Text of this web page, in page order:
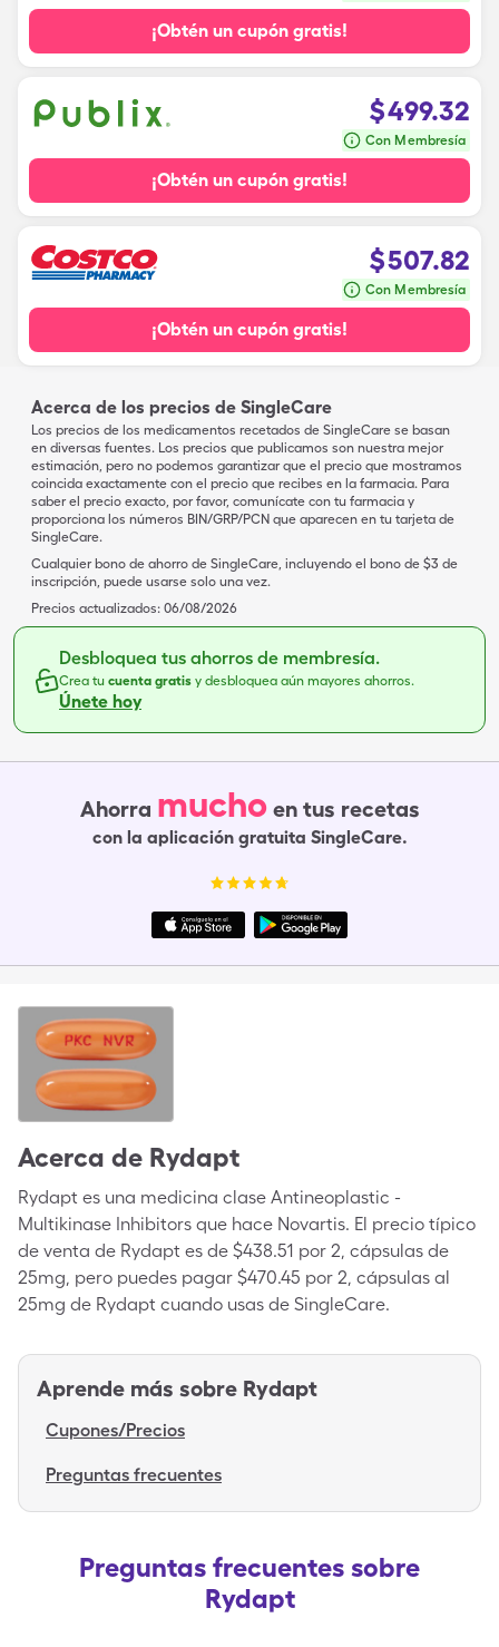
¡Obtén un cupón gratis!
$499.32
Con Membresía
¡Obtén un cupón gratis!
$507.82
Con Membresía
¡Obtén un cupón gratis!
Acerca de los precios de SingleCare
Los precios de los medicamentos recetados de SingleCare se basan
en diversas fuentes. Los precios que publicamos son nuestra mejor
estimación, pero no podemos garantizar que el precio que mostramos
coincida exactamente con el precio que recibes en la farmacia. Para
saber el precio exacto, por favor, comunícate con tu farmacia y
proporciona los números BIN/GRP/PCN que aparecen en tu tarjeta de
SingleCare.
Cualquier bono de ahorro de SingleCare, incluyendo el bono de $3 de
inscripción, puede usarse solo una vez.
Precios actualizados: 06/08/2026
Desbloquea tus ahorros de membresía.
Crea tu cuenta gratis y desbloquea aún mayores ahorros.
Únete hoy
Ahorra mucho en tus recetas
con la aplicación gratuita SingleCare.
Acerca de Rydapt
Rydapt es una medicina clase Antineoplastic -
Multikinase Inhibitors que hace Novartis. El precio típico
de venta de Rydapt es de $438.51 por 2, cápsulas de
25mg, pero puedes pagar $470.45 por 2, cápsulas al
25mg de Rydapt cuando usas de SingleCare.
Aprende más sobre Rydapt
Cupones/Precios
Preguntas frecuentes
Preguntas frecuentes sobre
Rydapt